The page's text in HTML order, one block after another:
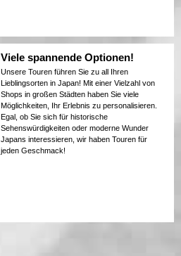
Viele spannende Optionen!
Unsere Touren führen Sie zu all Ihren
Lieblingsorten in Japan! Mit einer Vielzahl von
Shops in großen Städten haben Sie viele
Möglichkeiten, Ihr Erlebnis zu personalisieren.
Egal, ob Sie sich für historische
Sehenswürdigkeiten oder moderne Wunder
Japans interessieren, wir haben Touren für
jeden Geschmack!